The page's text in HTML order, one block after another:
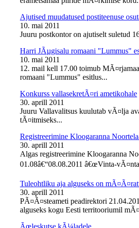
Ajutised muudatused postiteenuse
10. mai 2011
Juuru postkontor on ajutiselt suletud
Harri JÃµgisalu romaani "Lummus"
10. mai 2011
12. mail kell 17.00 toimub
romaani "Lummus" esitlus...
Konkurss vallasekretÃ¤ri ametikohale
30. aprill 2011
Juuru Vallavalitsus kuulutab vÃ¤lja
tÃ¤itmiseks...
Registreerimine Kloogaranna
30. aprill 2011
Algas registreerimine Kloogaranna
01.08â€“08.08.2011 â€œVinta-
Tuleohtliku aja alguseks on
30. aprill 2011
PÃ¤Ã¤steameti peadirektori
alguseks kogu Eesti territooriumil
Ãœleskutse kÃ¼ladele